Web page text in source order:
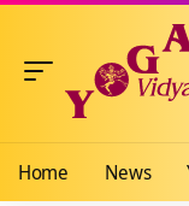
Home News